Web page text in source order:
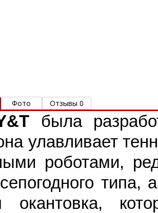
Фото Отзывы 0
&T
была
улавливает
роботами,
окантовка,